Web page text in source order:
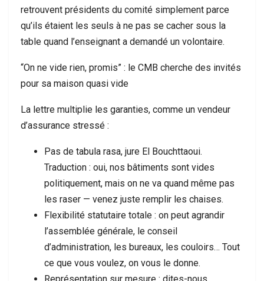
retrouvent présidents du comité simplement parce
qu’ils étaient les seuls à ne pas se cacher sous la
table quand l’enseignant a demandé un volontaire.
“On ne vide rien, promis” : le CMB cherche des invités
pour sa maison quasi vide
La lettre multiplie les garanties, comme un vendeur
d’assurance stressé :
Pas de tabula rasa, jure El Bouchttaoui.
Traduction : oui, nos bâtiments sont vides
politiquement, mais on ne va quand même pas
les raser — venez juste remplir les chaises.
Flexibilité statutaire totale : on peut agrandir
l’assemblée générale, le conseil
d’administration, les bureaux, les couloirs… Tout
ce que vous voulez, on vous le donne.